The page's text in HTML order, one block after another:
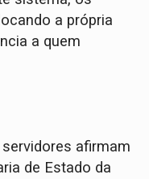
a própria
a quem
afirmam
de Estado da